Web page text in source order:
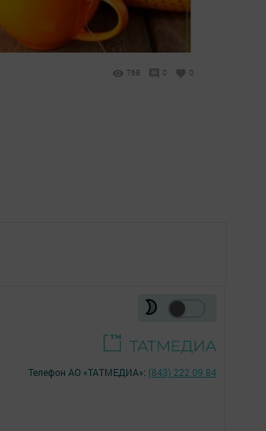
768 0 0
Телефон АО «ТАТМЕДИА»: (843) 222 09 84